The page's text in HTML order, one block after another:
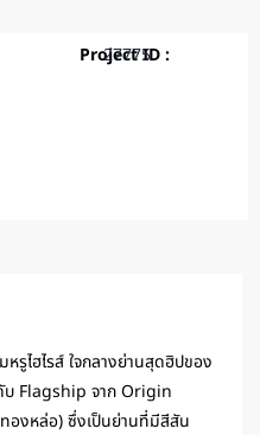
Project ID :
27775
รูไฮไรส์ ใจกลางย่านสุดฮิปของ
บ Flagship จาก Origin
องหล่อ) ซึ่งเป็นย่านที่มีสีสัน